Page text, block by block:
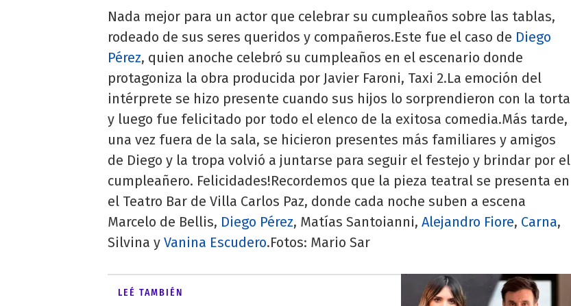
Nada mejor para un actor que celebrar su cumpleaños sobre las tablas,
rodeado de sus seres queridos y compañeros.Este fue el caso de Diego
Pérez, quien anoche celebró su cumpleaños en el escenario donde
protagoniza la obra producida por Javier Faroni, Taxi 2.La emoción del
intérprete se hizo presente cuando sus hijos lo sorprendieron con la torta
y luego fue felicitado por todo el elenco de la exitosa comedia.Más tarde,
una vez fuera de la sala, se hicieron presentes más familiares y amigos
de Diego y la tropa volvió a juntarse para seguir el festejo y brindar por el
cumpleañero. Felicidades!Recordemos que la pieza teatral se presenta en
el Teatro Bar de Villa Carlos Paz, donde cada noche suben a escena
Marcelo de Bellis, Diego Pérez, Matías Santoianni, Alejandro Fiore, Carna,
Silvina y Vanina Escudero.Fotos: Mario Sar
LEÉ TAMBIÉN